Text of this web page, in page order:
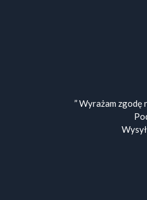
” Wyrażam